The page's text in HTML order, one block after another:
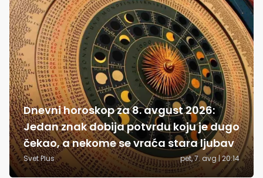
Dnevni horoskop za 8. avgust 2026:
Jedan znak dobija potvrdu koju je dugo
čekao, a nekome se vraća stara ljubav
Svet Plus pet, 7. avg | 20:14